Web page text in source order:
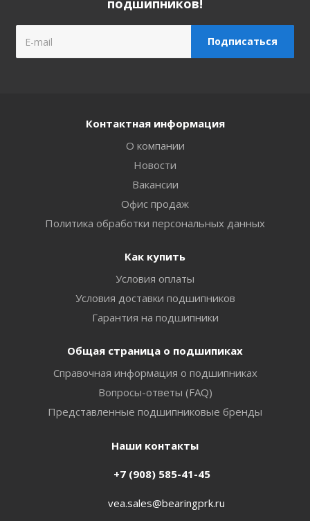
подшипников!
Контактная информация
О компании
Новости
Вакансии
Офис продаж
Политика обработки персональных данных
Как купить
Условия оплаты
Условия доставки подшипников
Гарантия на подшипники
Общая страница о подшипиках
Справочная информация о подшипниках
Вопросы-ответы (FAQ)
Представленные подшипниковые бренды
Наши контакты
+7 (908) 585-41-45
vea.sales@bearingprk.ru